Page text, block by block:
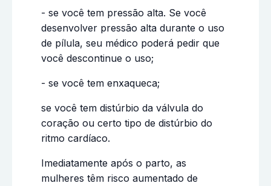
- se você tem pressão alta. Se você
desenvolver pressão alta durante o uso
de pílula, seu médico poderá pedir que
você descontinue o uso;
- se você tem enxaqueca;
se você tem distúrbio da válvula do
coração ou certo tipo de distúrbio do
ritmo cardíaco.
Imediatamente após o parto, as
mulheres têm risco aumentado de